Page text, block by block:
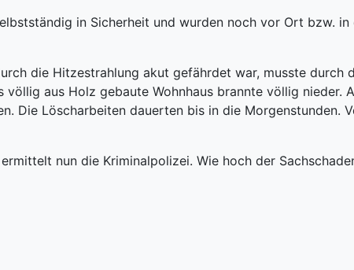
in Sicherheit und wurden noch vor Ort bzw. in
die Hitzestrahlung akut gefährdet war, musste durch
völlig aus Holz gebaute Wohnhaus brannte völlig nieder.
Die Löscharbeiten dauerten bis in die Morgenstunden.
nun die Kriminalpolizei. Wie hoch der